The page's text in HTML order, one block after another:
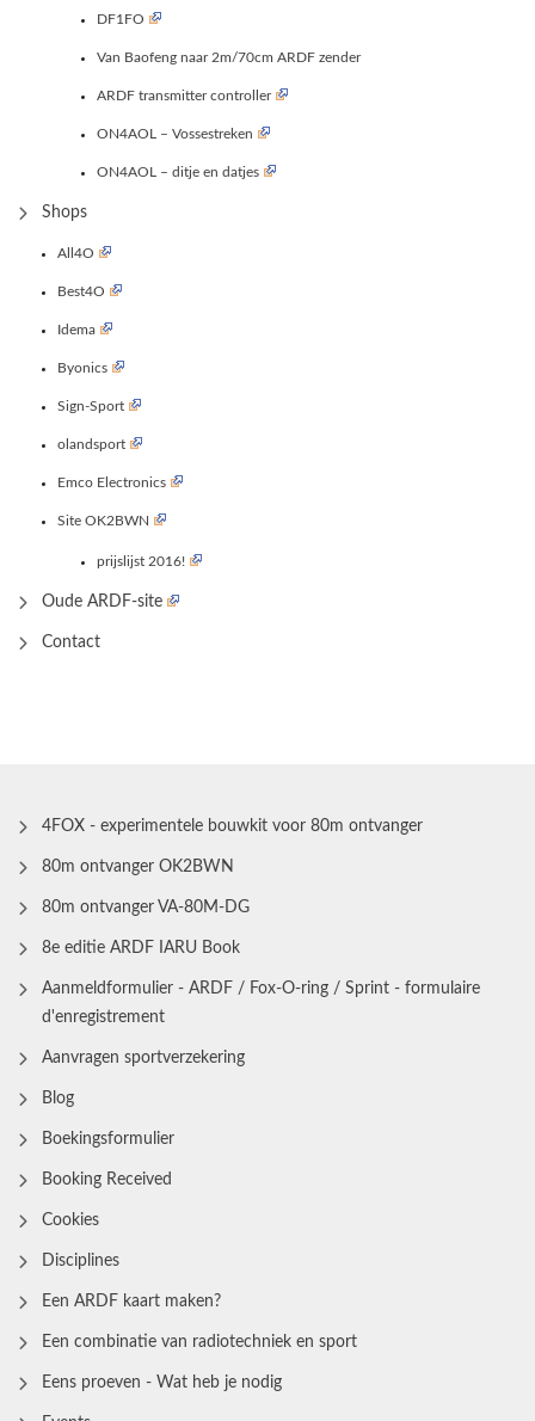
DF1FO
Van Baofeng naar 2m/70cm ARDF zender
ARDF transmitter controller
ON4AOL – Vossestreken
ON4AOL – ditje en datjes
Shops
All4O
Best4O
Idema
Byonics
Sign-Sport
olandsport
Emco Electronics
Site OK2BWN
prijslijst 2016!
Oude ARDF-site
Contact
4FOX - experimentele bouwkit voor 80m ontvanger
80m ontvanger OK2BWN
80m ontvanger VA-80M-DG
8e editie ARDF IARU Book
Aanmeldformulier - ARDF / Fox-O-ring / Sprint - formulaire
d'enregistrement
Aanvragen sportverzekering
Blog
Boekingsformulier
Booking Received
Cookies
Disciplines
Een ARDF kaart maken?
Een combinatie van radiotechniek en sport
Eens proeven - Wat heb je nodig